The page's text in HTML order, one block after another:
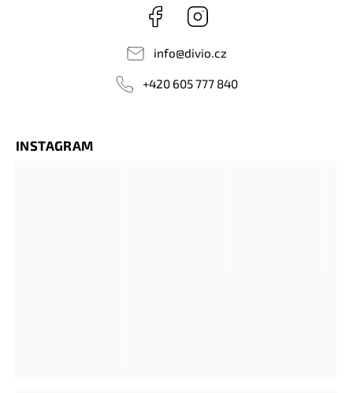
Facebook
info@divio.cz
+420 605 777 840
INSTAGRAM